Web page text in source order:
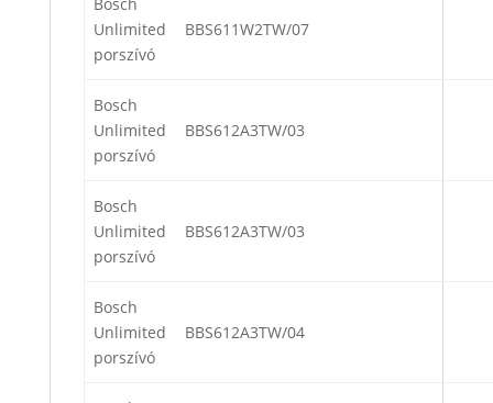
Unlimited
porszívó
BBS611W2TW/07
Bosch
Unlimited
porszívó
BBS612A3TW/03
Bosch
Unlimited
porszívó
BBS612A3TW/03
Bosch
Unlimited
porszívó
BBS612A3TW/04